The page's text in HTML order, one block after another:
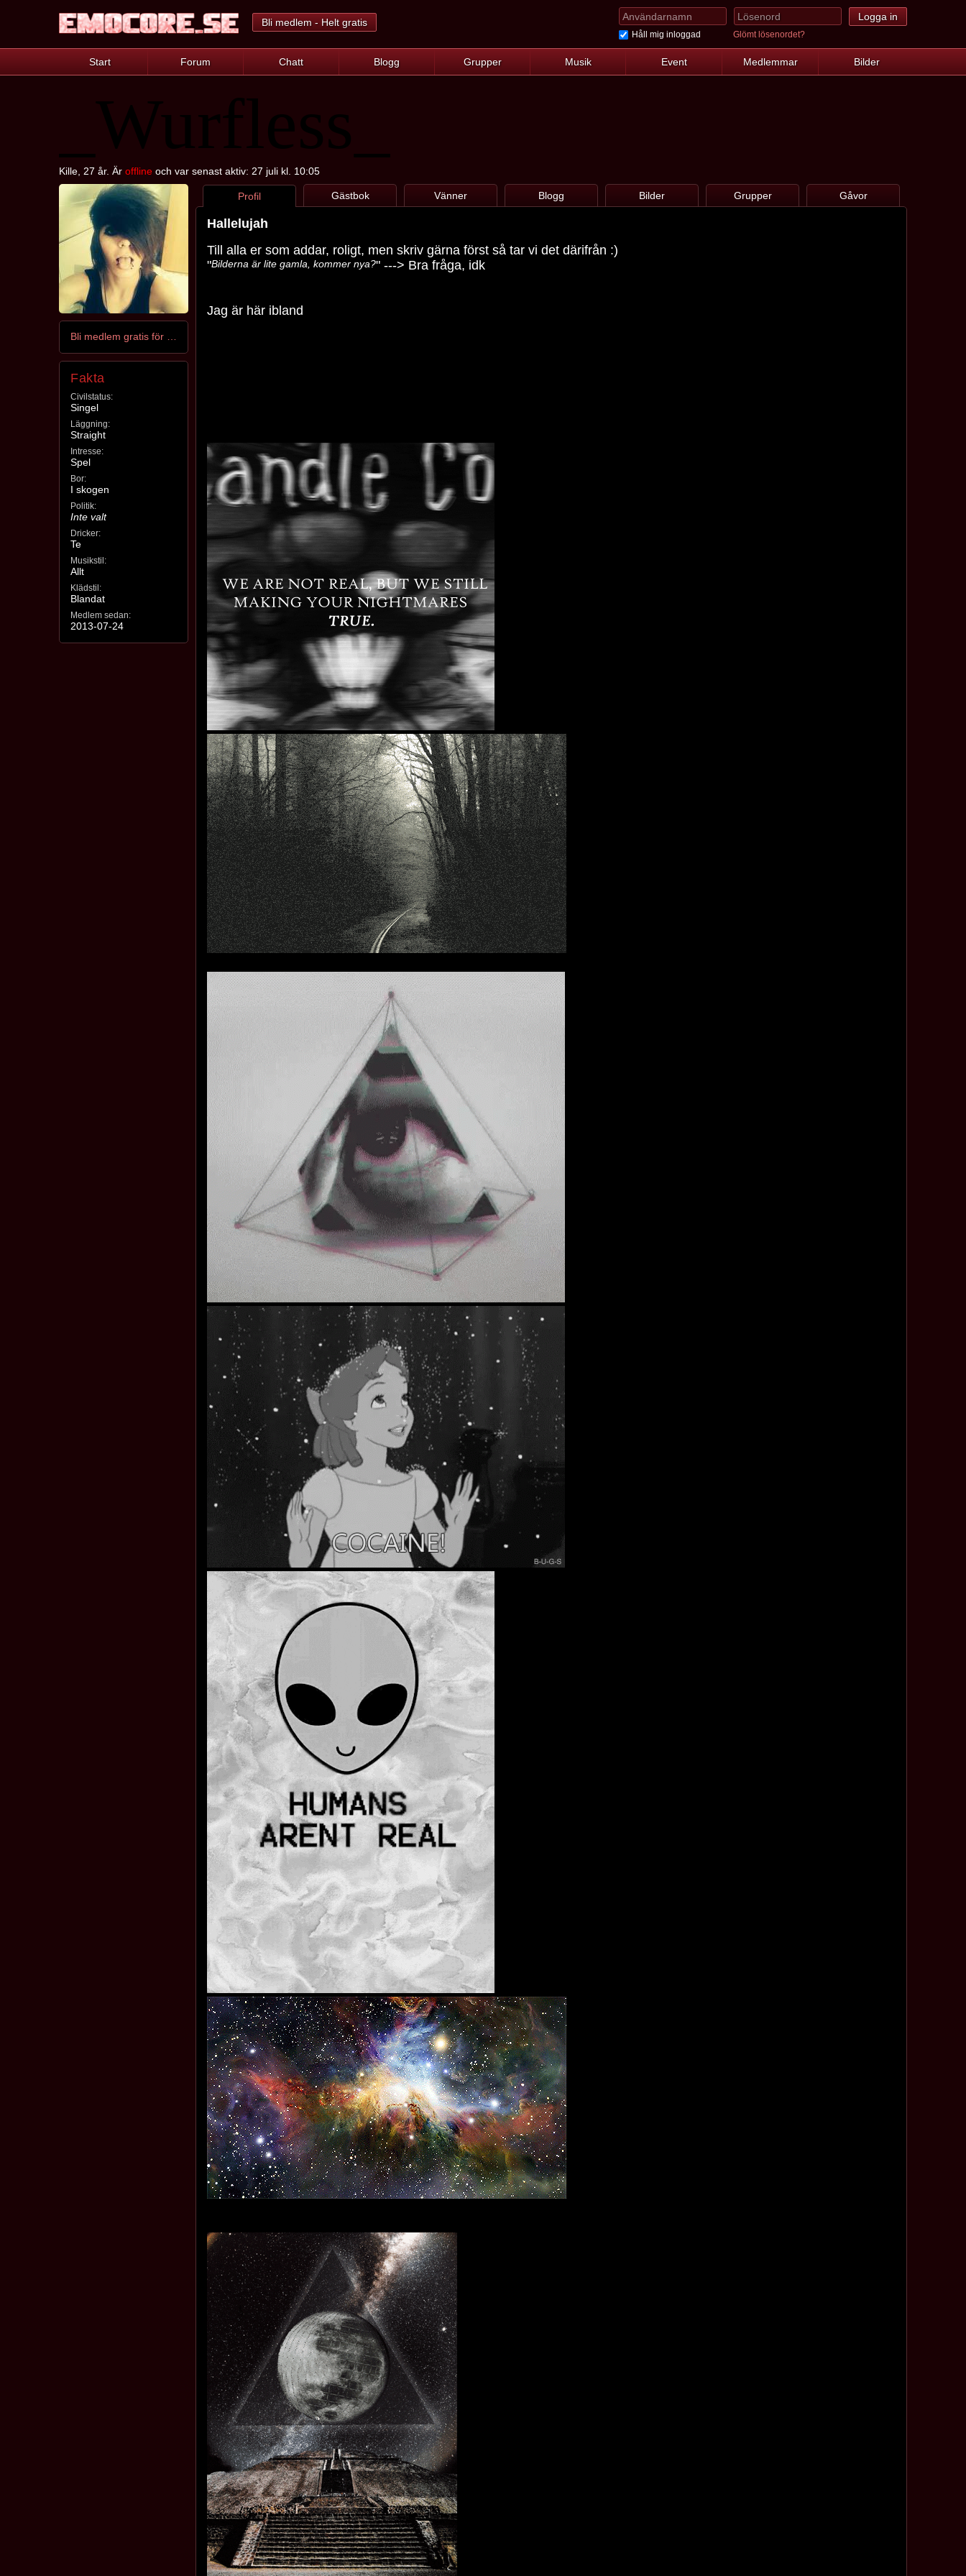
Bli medlem - Helt gratis
Håll mig inloggad Glömt lösenordet?
Start Forum Chatt Blogg Grupper Musik Event Medlemmar Bilder
_Wurfless_
Kille, 27 år. Är offline och var senast aktiv: 27 juli kl. 10:05
Fakta
Civilstatus:
Singel
Läggning:
Straight
Intresse:
Spel
Bor:
I skogen
Politik:
Inte valt
Dricker:
Te
Musikstil:
Allt
Klädstil:
Blandat
Medlem sedan:
2013-07-24
Profil Gästbok Vänner Blogg Bilder Grupper Gåvor
Hallelujah
Till alla er som addar, roligt, men skriv gärna först så tar vi det därifrån :)
"Bilderna är lite gamla, kommer nya?" ---> Bra fråga, idk
Jag är här ibland